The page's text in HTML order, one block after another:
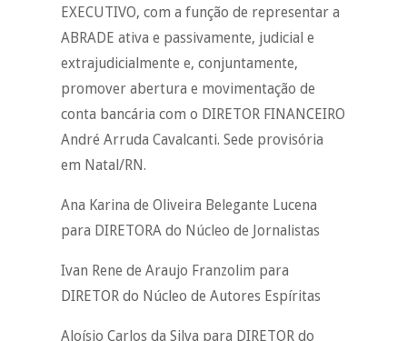
EXECUTIVO, com a função de representar a
ABRADE ativa e passivamente, judicial e
extrajudicialmente e, conjuntamente,
promover abertura e movimentação de
conta bancária com o DIRETOR FINANCEIRO
André Arruda Cavalcanti. Sede provisória
em Natal/RN.
Ana Karina de Oliveira Belegante Lucena
para DIRETORA do Núcleo de Jornalistas
Ivan Rene de Araujo Franzolim para
DIRETOR do Núcleo de Autores Espíritas
Aloísio Carlos da Silva para DIRETOR do